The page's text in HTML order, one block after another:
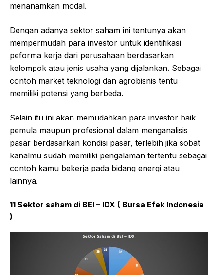
menanamkan modal.
Dengan adanya sektor saham ini tentunya akan
mempermudah para investor untuk identifikasi
peforma kerja dari perusahaan berdasarkan
kelompok atau jenis usaha yang dijalankan. Sebagai
contoh market teknologi dan agrobisnis tentu
memiliki potensi yang berbeda.
Selain itu ini akan memudahkan para investor baik
pemula maupun profesional dalam menganalisis
pasar berdasarkan kondisi pasar, terlebih jika sobat
kanalmu sudah memiliki pengalaman tertentu sebagai
contoh kamu bekerja pada bidang energi atau
lainnya.
11 Sektor saham di BEI – IDX ( Bursa Efek Indonesia
)